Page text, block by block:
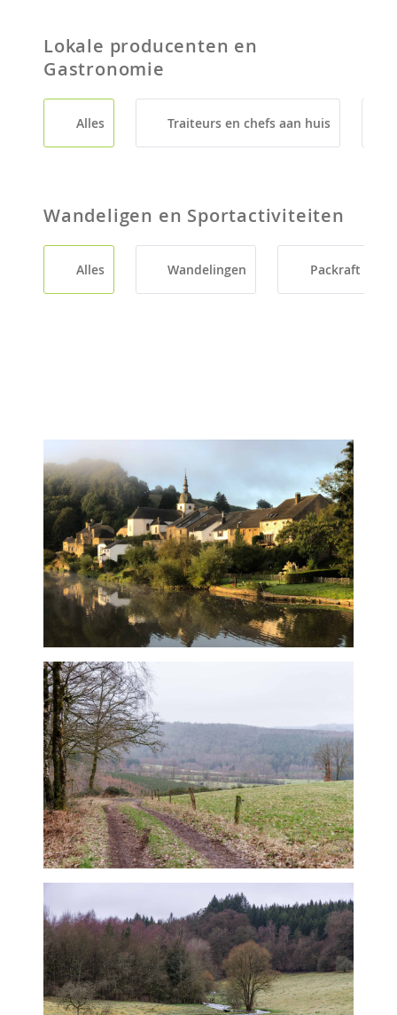
Lokale producenten en
Gastronomie
Alles Traiteurs en chefs aan huis
Wandeligen en Sportactiviteiten
Alles Wandelingen Packraft